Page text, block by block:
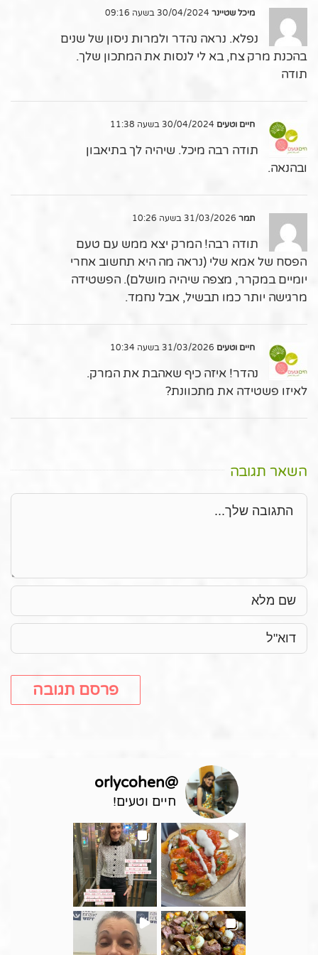
מיכל שטיינר
נפלא. נראה נהדר ולמרות ניסון של שנים
בהכנת מרק צח, בא לי לנסות את המתכון שלך.
תודה
חיים וטעים
תודה רבה מיכל. שיהיה לך בתיאבון
ובהנאה.
תמר
תודה רבה! המרק יצא ממש עם טעם
הפסח של אמא שלי (נראה מה היא תחשוב אחרי
יומיים במקרר, מצפה שיהיה מושלם). הפשטידה
מרגישה יותר כמו תבשיל, אבל נחמד.
חיים וטעים
נהדר! איזה כיף שאהבת את המרק.
לאיזו פשטידה את מתכוונת?
השאר תגובה
תגובה
@
orlycohen
חיים וטעים!